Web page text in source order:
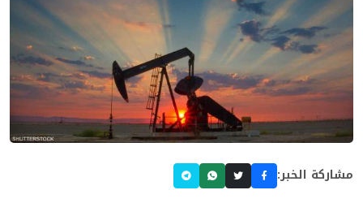
مشاركة الخبر: